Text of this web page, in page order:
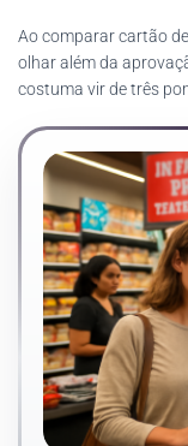
Ao comparar cartão
olhar além da
costuma vir de três